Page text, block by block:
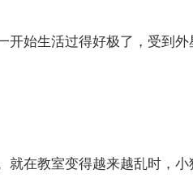
始生活过得好极了，受到
在教室变得越来越乱时，